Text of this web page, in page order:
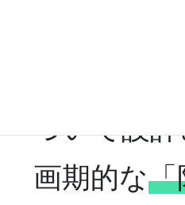
づいて設
画期的な「